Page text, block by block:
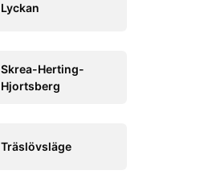
Lyckan
Skrea-Herting-
Hjortsberg
Träslövsläge